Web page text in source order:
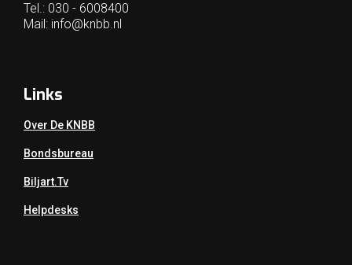
Tel.: 030 - 6008400
Mail: info@knbb.nl
Links
Over De KNBB
Bondsbureau
Biljart.tv
Helpdesks